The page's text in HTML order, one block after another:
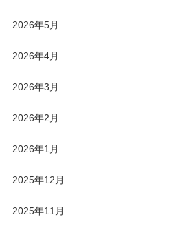
2026年5月
2026年4月
2026年3月
2026年2月
2026年1月
2025年12月
2025年11月